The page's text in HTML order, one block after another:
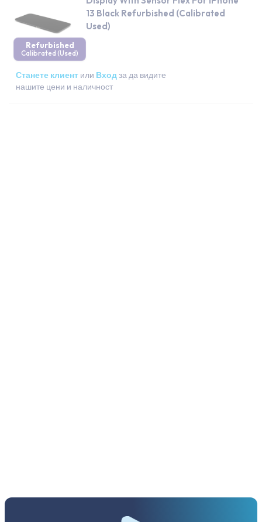
Refurbished
Calibrated (Used)
13 Black Refurbished (Calibrated
Used)
Станете клиент или Входза да видите
нашите цени и наличност